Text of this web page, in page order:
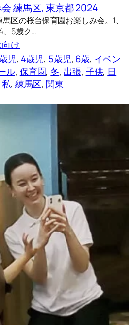
練馬区, 東京都 2024
区の桜台保育園お楽しみ会。1、
、5歳ク…
け
児, 4歳児, 5歳児, 6歳, イベン
ル, 保育園, 冬, 出張, 子供, 日
私, 練馬区, 関東